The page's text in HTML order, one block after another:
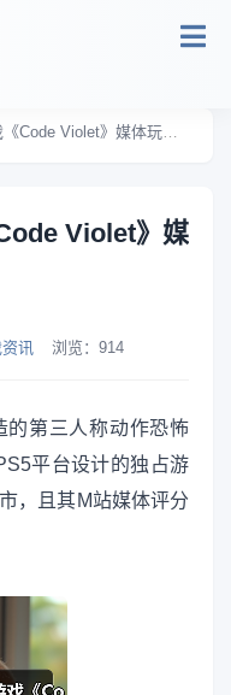
Violet》媒体玩家评分双翻车
Violet》媒
讯 浏览： 914
第三人称动作恐怖
平台设计的独占游
，且其M站媒体评分